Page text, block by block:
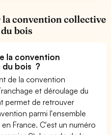
convention collective
bois
la convention
du bois ?
de la convention
et déroulage du
permet de retrouver
parmi l'ensemble
France. C'est un numéro